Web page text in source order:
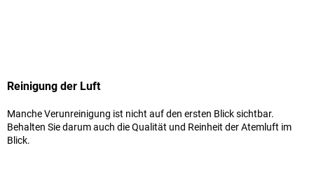
Reinigung der Luft
Manche Verunreinigung ist nicht auf den ersten Blick sichtbar.
Behalten Sie darum auch die Qualität und Reinheit der Atemluft im
Blick.